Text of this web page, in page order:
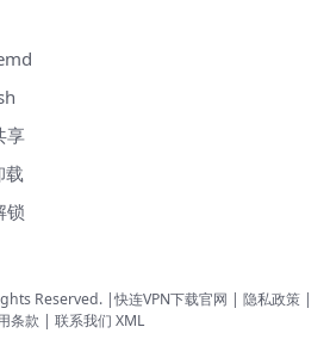
享
载
锁
Reserved. |快连VPN下载官网 | 隐私政策 |
条款 | 联系我们 XML